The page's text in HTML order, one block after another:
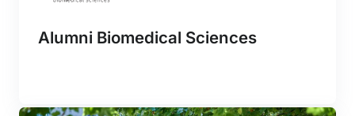
Alumni Biomedical Sciences